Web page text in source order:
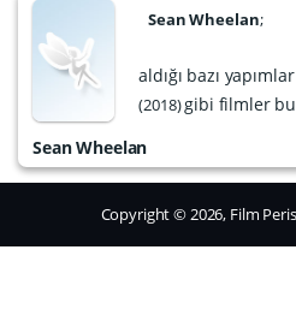
Sean Wheelan;
aldığı bazı
2018 gibi filmler
Sean Wheelan
Copyright © 2026, Film